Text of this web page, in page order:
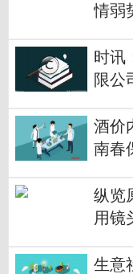
情弱
时讯
限公
酒价
南春
纵览
用镜
生意